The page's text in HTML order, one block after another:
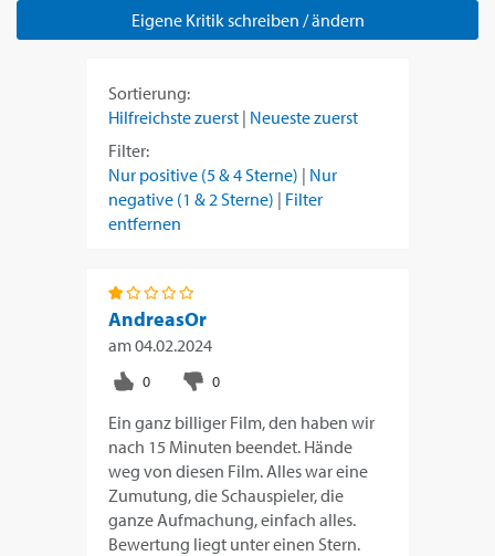
Eigene Kritik schreiben / ändern
Sortierung:
Hilfreichste zuerst | Neueste zuerst
Filter:
Nur positive (5 & 4 Sterne) | Nur
negative (1 & 2 Sterne) | Filter
entfernen
AndreasOr
am04.02.2024
Ein ganz billiger Film, den haben wir
nach 15 Minuten beendet. Hände
weg von diesen Film. Alles war eine
Zumutung, die Schauspieler, die
ganze Aufmachung, einfach alles.
Bewertung liegt unter einen Stern.